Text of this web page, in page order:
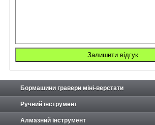
Бормашини гравери міні-верстати
Ручний інструмент
Алмазний інструмент